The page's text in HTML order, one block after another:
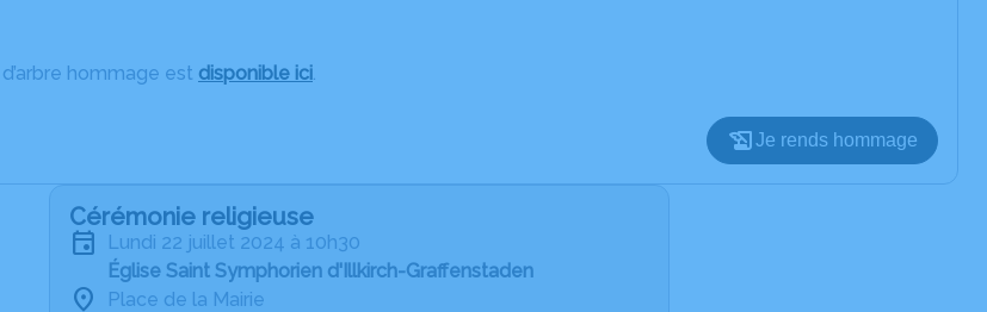
hommage est disponible ici.
Je rends hommage
Cérémonie religieuse
lundi 22 juillet 2024 à 10h30
Église Saint Symphorien d'Illkirch-Graffenstaden
Place de la Mairie